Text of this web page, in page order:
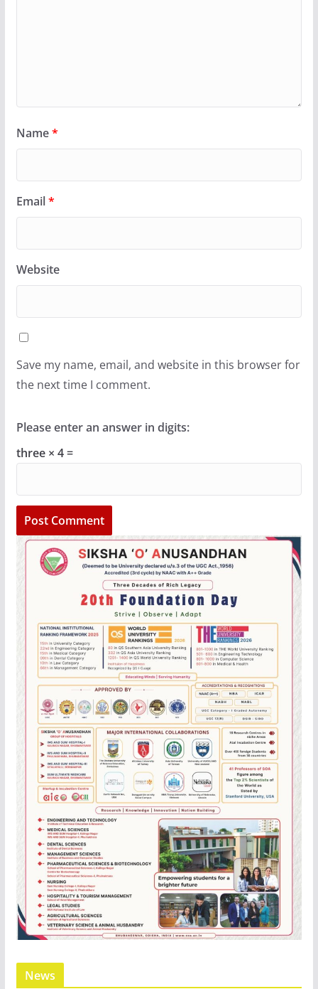
Name*
Email*
Website
Save my name, email, and website in this browser for
the next time I comment.
Please enter an answer in digits:
three × 4 =
News